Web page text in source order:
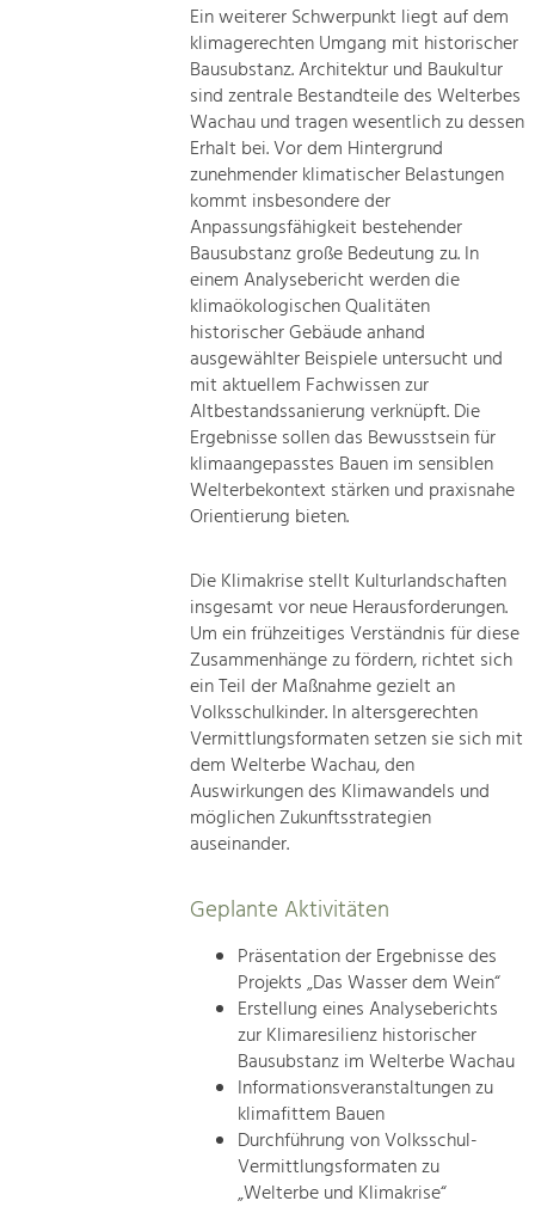
Ein weiterer Schwerpunkt liegt auf dem
klimagerechten Umgang mit historischer
Bausubstanz. Architektur und Baukultur
sind zentrale Bestandteile des Welterbes
Wachau und tragen wesentlich zu dessen
Erhalt bei. Vor dem Hintergrund
zunehmender klimatischer Belastungen
kommt insbesondere der
Anpassungsfähigkeit bestehender
Bausubstanz große Bedeutung zu. In
einem Analysebericht werden die
klimaökologischen Qualitäten
historischer Gebäude anhand
ausgewählter Beispiele untersucht und
mit aktuellem Fachwissen zur
Altbestandssanierung verknüpft. Die
Ergebnisse sollen das Bewusstsein für
klimaangepasstes Bauen im sensiblen
Welterbekontext stärken und praxisnahe
Orientierung bieten.
Die Klimakrise stellt Kulturlandschaften
insgesamt vor neue Herausforderungen.
Um ein frühzeitiges Verständnis für diese
Zusammenhänge zu fördern, richtet sich
ein Teil der Maßnahme gezielt an
Volksschulkinder. In altersgerechten
Vermittlungsformaten setzen sie sich mit
dem Welterbe Wachau, den
Auswirkungen des Klimawandels und
möglichen Zukunftsstrategien
auseinander.
Geplante Aktivitäten
Präsentation der Ergebnisse des
Projekts „Das Wasser dem Wein“
Erstellung eines Analyseberichts
zur Klimaresilienz historischer
Bausubstanz im Welterbe Wachau
Informationsveranstaltungen zu
klimafittem Bauen
Durchführung von Volksschul-
Vermittlungsformaten zu
„Welterbe und Klimakrise“